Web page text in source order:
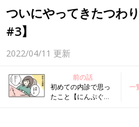
ついにやってきたつわ
#3】
2022/04/11 更新
前の話
初めての内診で思っ
たこと【にんぷぐら
一